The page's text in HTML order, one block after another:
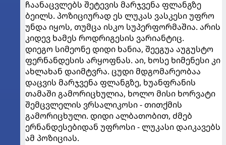
ჩაანაცვლებს შეტევის მარჯვენა ფლანგზე
ბეილს. პოზიციურად ეს ლუკას ვასკესი უფრო
უნდა იყოს, თუმცა ისკო სუპერფორმაშია. არის
კიდევ ხამეს როდრიგესის ვარიანტიც.
დიეგო სიმეონე დიდი ხანია, შეეგუა აუგუსტო
ფერნანდესის არყოფნას. აი, ხოსე ხიმენესი კი
ახლახან დაიმტვრა. ცუდი მდგომარეობაა
დაცვის მარჯვენა ფლანგზე, ხუანფრანის
თამაში გამორიცხულია, ხოლო მისი ხორვატი
შემცვლელის ვრსალიკოსი - თითქმის
გამორიცხული. დიდი ალბათობით, ძმებ
ერნანდესებიდან უფროსი - ლუკასი დაიკავებს
ამ პოზიციას.